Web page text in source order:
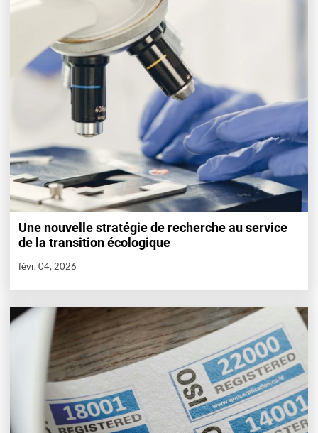
Une nouvelle stratégie de recherche au service
de la transition écologique
févr. 04, 2026